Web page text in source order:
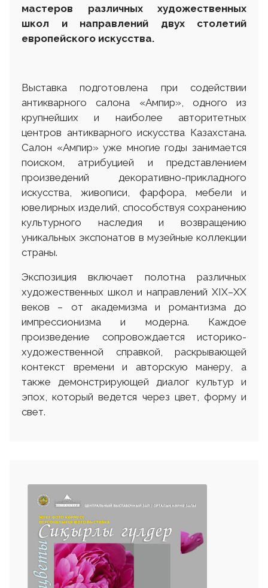
мастеров различных художественных
школ и направлений двух столетий
европейского искусства.
Выставка подготовлена при содействии
антикварного салона «Ампир», одного из
крупнейших и наиболее авторитетных
центров антикварного искусства Казахстана.
Салон «Ампир» уже многие годы занимается
поиском, атрибуцией и представлением
произведений декоративно-прикладного
искусства, живописи, фарфора, мебели и
ювелирных изделий, способствуя сохранению
культурного наследия и возвращению
уникальных экспонатов в музейные коллекции
страны.
Экспозиция включает полотна различных
художественных школ и направлений XIX–XX
веков – от академизма и романтизма до
импрессионизма и модерна. Каждое
произведение сопровождается историко-
художественной справкой, раскрывающей
контекст времени и авторскую манеру, а
также демонстрирующей диалог культур и
эпох, который ведется через цвет, форму и
свет.